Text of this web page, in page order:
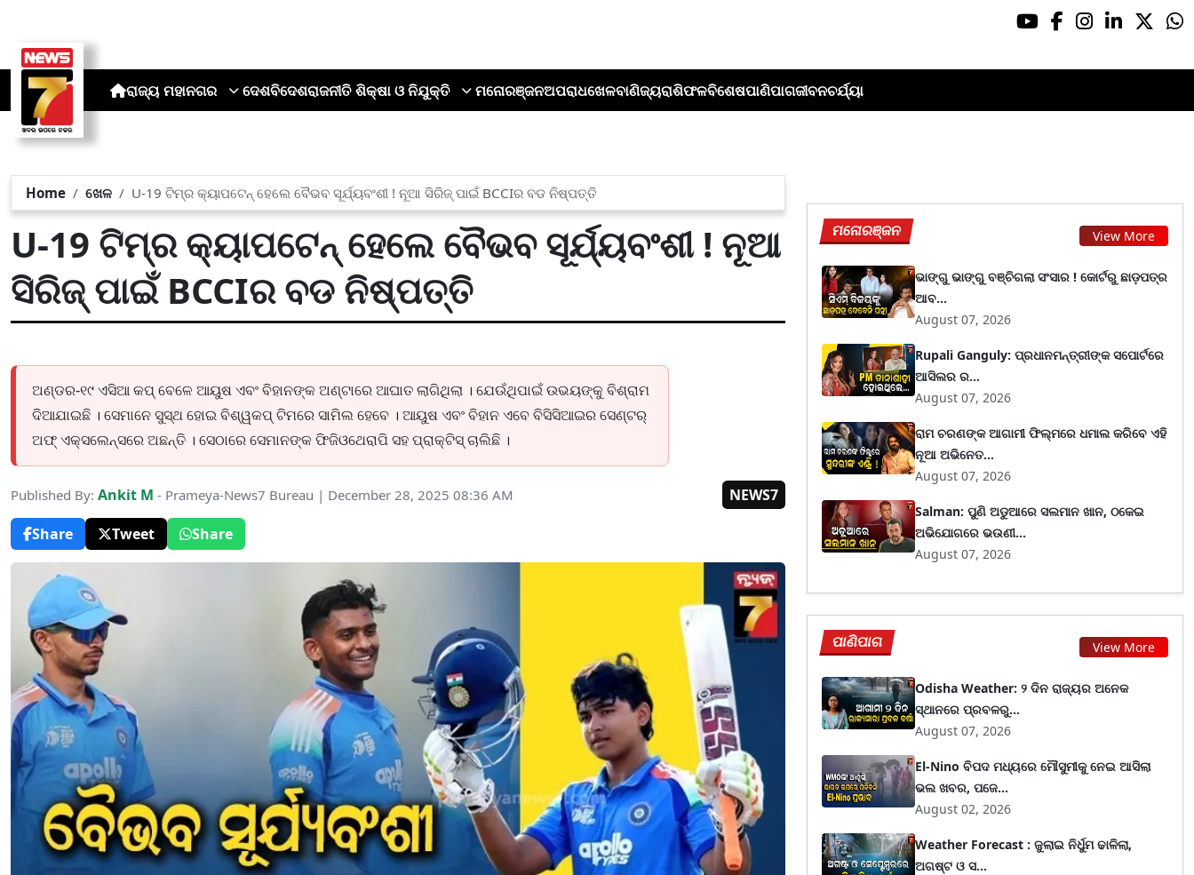
ରାଜ୍ୟ ମହାନଗର ଦେଶବିଦେଶରାଜନୀତି ଶିକ୍ଷା ଓ ନିଯୁକ୍ତି ମନୋରଞ୍ଜନଅପରାଧଖେଳବାଣିଜ୍ୟରାଶିଫଳବିଶେଷପାଣିପାଗଜୀବନଚର୍ଯ୍ୟା
Home ଖେଳ U-19 ଟିମ୍‌ର କ୍ୟାପଟେନ୍ ହେଲେ ବୈଭବ ସୂର୍ଯ୍ୟବଂଶୀ ! ନୂଆ ସିରିଜ୍ ପାଇଁ BCCIର ବଡ ନିଷ୍ପତ୍ତି
U-19 ଟିମ୍‌ର କ୍ୟାପଟେନ୍ ହେଲେ ବୈଭବ ସୂର୍ଯ୍ୟବଂଶୀ ! ନୂଆ
ସିରିଜ୍ ପାଇଁ BCCIର ବଡ ନିଷ୍ପତ୍ତି
ଅଣ୍ଡର-୧୯ ଏସିଆ କପ୍ ବେଳେ ଆୟୁଷ ଏବଂ ବିହାନଙ୍କ ଅଣ୍ଟାରେ ଆଘାତ ଲାଗିଥିଲା । ଯେଉଁଥିପାଇଁ ଉଭୟଙ୍କୁ ବିଶ୍ରାମ
ଦିଆଯାଇଛି । ସେମାନେ ସୁସ୍ଥ ହୋଇ ବିଶ୍ୱକପ୍ ଟିମରେ ସାମିଲ ହେବେ । ଆୟୁଷ ଏବଂ ବିହାନ ଏବେ ବିସିସିଆଇର ସେଣ୍ଟର୍
ଅଫ୍ ଏକ୍ସଲେନ୍ସରେ ଅଛନ୍ତି । ସେଠାରେ ସେମାନଙ୍କ ଫିଜିଓଥେରାପି ସହ ପ୍ରାକ୍ଟିସ୍ ଚାଲିଛି ।
Published By: Ankit M - Prameya-News7 Bureau | December 28, 2025 08:36 AM
NEWS7
Share
Tweet Share
ମନୋରଞ୍ଜନ View More
ଭାଙ୍ଗୁ ଭାଙ୍ଗୁ ବଞ୍ଚିଗଲା ସଂସାର ! କୋର୍ଟରୁ ଛାଡ଼ପତ୍ର
ଆବ...
August 07, 2026
Rupali Ganguly: ପ୍ରଧାନମନ୍ତ୍ରୀଙ୍କ ସପୋର୍ଟରେ
ଆସିଲର ର...
August 07, 2026
ରାମ ଚରଣଙ୍କ ଆଗାମୀ ଫିଲ୍ମରେ ଧମାଲ କରିବେ ଏହି
ନୂଆ ଅଭିନେତ...
August 07, 2026
Salman: ପୁଣି ଅଡୁଆରେ ସଲମାନ ଖାନ, ଠକେଇ
ଅଭିଯୋଗରେ ଭଉଣୀ...
August 07, 2026
ପାଣିପାଗ View More
Odisha Weather: ୨ ଦିନ ରାଜ୍ୟର ଅନେକ
ସ୍ଥାନରେ ପ୍ରବଳରୁ...
August 07, 2026
El-Nino ବିପଦ ମଧ୍ୟରେ ମୌସୁମୀକୁ ନେଇ ଆସିଲା
ଭଲ ଖବର, ପଜେ...
August 02, 2026
Weather Forecast : ଜୁଲାଇ ନିର୍ଧୁମ ଢାଳିଲା,
ଅଗଷ୍ଟ ଓ ସ...